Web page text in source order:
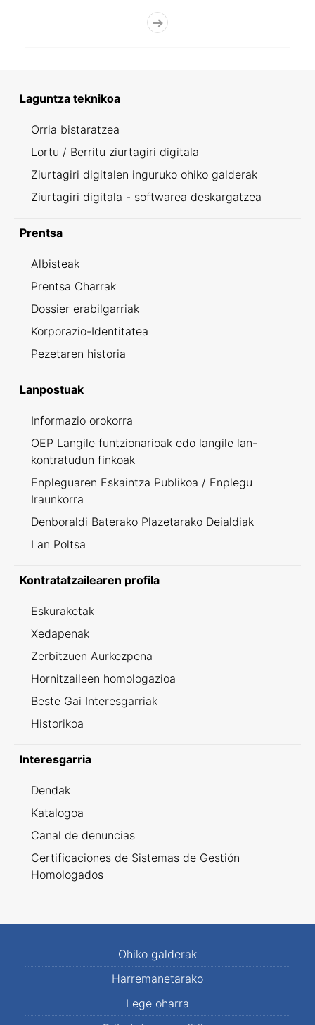
Laguntza teknikoa
Orria bistaratzea
Lortu / Berritu ziurtagiri digitala
Ziurtagiri digitalen inguruko ohiko galderak
Ziurtagiri digitala - softwarea deskargatzea
Prentsa
Albisteak
Prentsa Oharrak
Dossier erabilgarriak
Korporazio-Identitatea
Pezetaren historia
Lanpostuak
Informazio orokorra
OEP Langile funtzionarioak edo langile lan-
kontratudun finkoak
Enpleguaren Eskaintza Publikoa / Enplegu
Iraunkorra
Denboraldi Baterako Plazetarako Deialdiak
Lan Poltsa
Kontratatzailearen profila
Eskuraketak
Xedapenak
Zerbitzuen Aurkezpena
Hornitzaileen homologazioa
Beste Gai Interesgarriak
Historikoa
Interesgarria
Dendak
Katalogoa
Canal de denuncias
Certificaciones de Sistemas de Gestión
Homologados
Ohiko galderak
Harremanetarako
Lege oharra